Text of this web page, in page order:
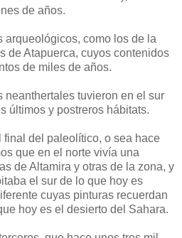
de años.
arqueológicos, como los de la
de Atapuerca, cuyos contenidos
de miles de años.
neanthertales tuvieron en el sur
últimos y postreros hábitats.
del paleolítico, o sea hace
que en el norte vivía una
de Altamira y otras de la zona, y
el sur de lo que hoy es
cuyas pinturas recuerdan
hoy es el desierto del Sahara.